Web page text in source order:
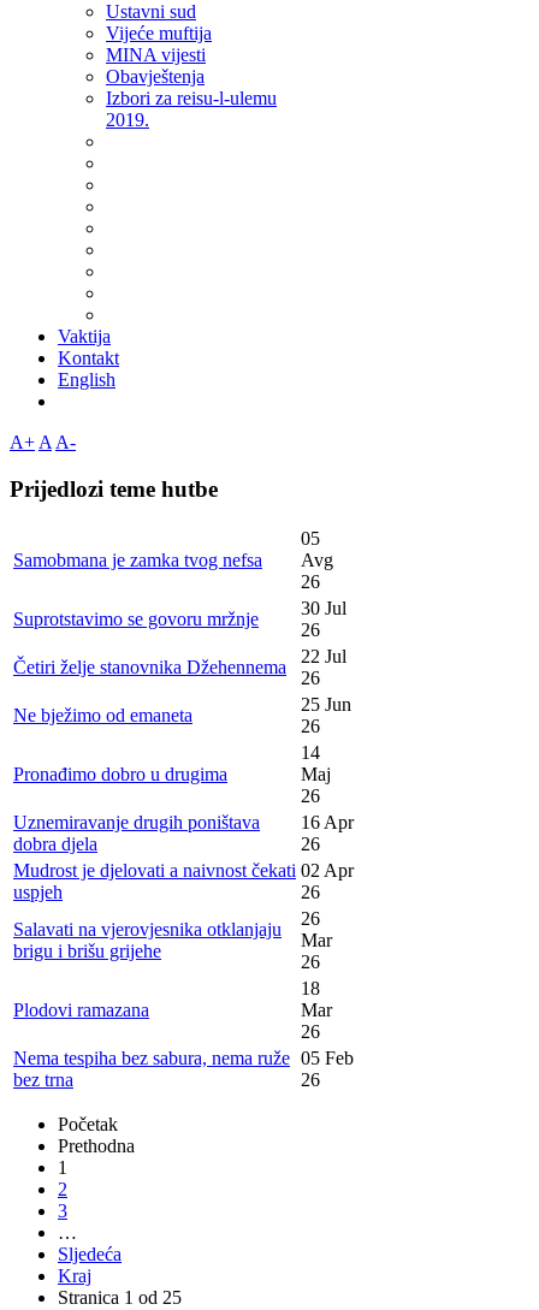
Ustavni sud
Vijeće muftija
MINA vijesti
Obavještenja
Izbori za reisu-l-ulemu
2019.
Vaktija
Kontakt
English
A+ A A-
Prijedlozi teme hutbe
Samobmana je zamka tvog nefsa
05
Avg
26
Suprotstavimo se govoru mržnje
30 Jul
26
Četiri želje stanovnika Džehennema
22 Jul
26
Ne bježimo od emaneta
25 Jun
26
Pronađimo dobro u drugima
14
Maj
26
Uznemiravanje drugih poništava
dobra djela
16 Apr
26
Mudrost je djelovati a naivnost čekati
uspjeh
02 Apr
26
Salavati na vjerovjesnika otklanjaju
brigu i brišu grijehe
26
Mar
26
Plodovi ramazana
18
Mar
26
Nema tespiha bez sabura, nema ruže
bez trna
05 Feb
26
Početak
Prethodna
1
2
3
…
Sljedeća
Kraj
Stranica 1 od 25